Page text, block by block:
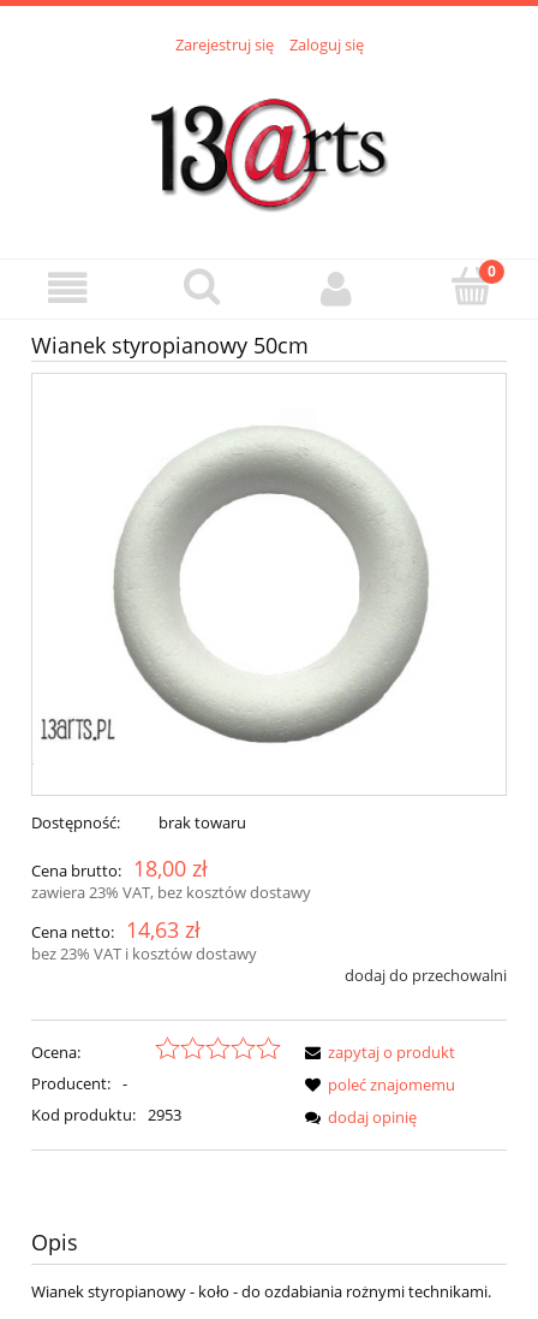
Zarejestruj się Zaloguj się
Wianek styropianowy 50cm
Dostępność: brak towaru
Cena brutto: 18,00 zł
zawiera 23% VAT, bez kosztów dostawy
Cena netto:
14,63 zł
bez 23% VAT i kosztów dostawy
dodaj do przechowalni
Ocena:
Producent: -
Kod produktu: 2953
zapytaj o produkt
poleć znajomemu
dodaj opinię
Opis
Wianek styropianowy - koło - do ozdabiania rożnymi technikami.